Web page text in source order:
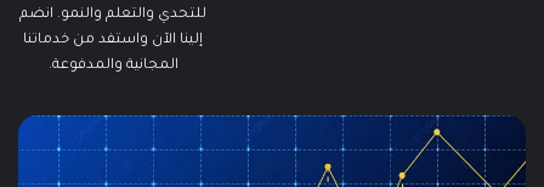
للتحدي والتعلم والنمو. انضم
إلينا الآن واستفد من خدماتنا
المجانية والمدفوعة.
هو